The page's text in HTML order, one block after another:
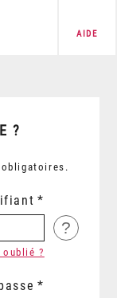
AIDE
?
?
?